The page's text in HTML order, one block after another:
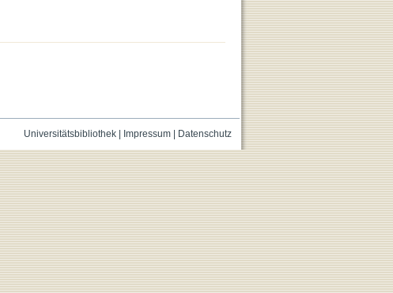
Universitätsbibliothek| Impressum| Datenschutz